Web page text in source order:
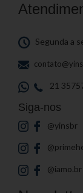
Segunda a
21
Siga-nos
@yinsbr
@iamo.br